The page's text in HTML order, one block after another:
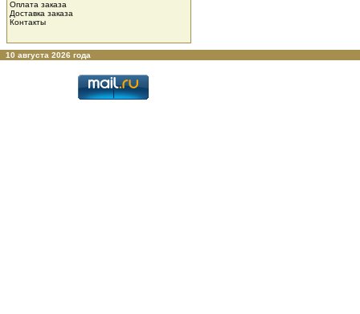
Оплата заказа
Доставка заказа
Контакты
10 августа 2026 года